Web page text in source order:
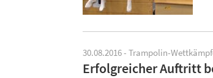
30.08.2016 - Trampolin-
Erfolgreicher Auftritt